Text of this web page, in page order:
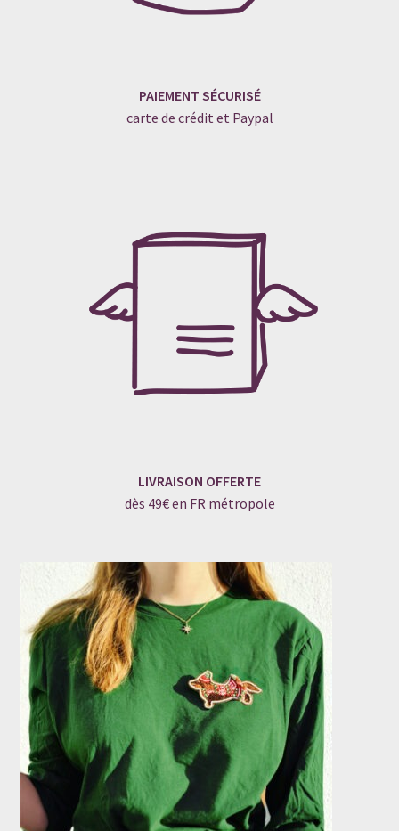
PAIEMENT SÉCURISÉ
carte de crédit et Paypal
LIVRAISON OFFERTE
dès 49€ en FR métropole